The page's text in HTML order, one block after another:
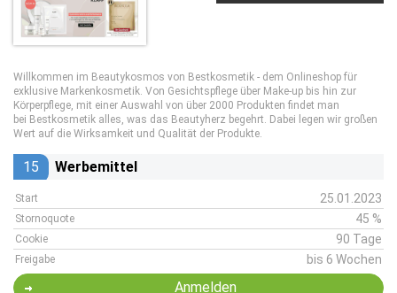
Willkommen im Beautykosmos von Bestkosmetik - dem Onlineshop für
exklusive Markenkosmetik. Von Gesichtspflege über Make-up bis hin zur
Körperpflege, mit einer Auswahl von über 2000 Produkten findet man
bei Bestkosmetik alles, was das Beautyherz begehrt. Dabei legen wir großen
Wert auf die Wirksamkeit und Qualität der Produkte.
15 Werbemittel
Start 25.01.2023
Stornoquote 45 %
Cookie 90 Tage
Freigabe bis 6 Wochen
Anmelden